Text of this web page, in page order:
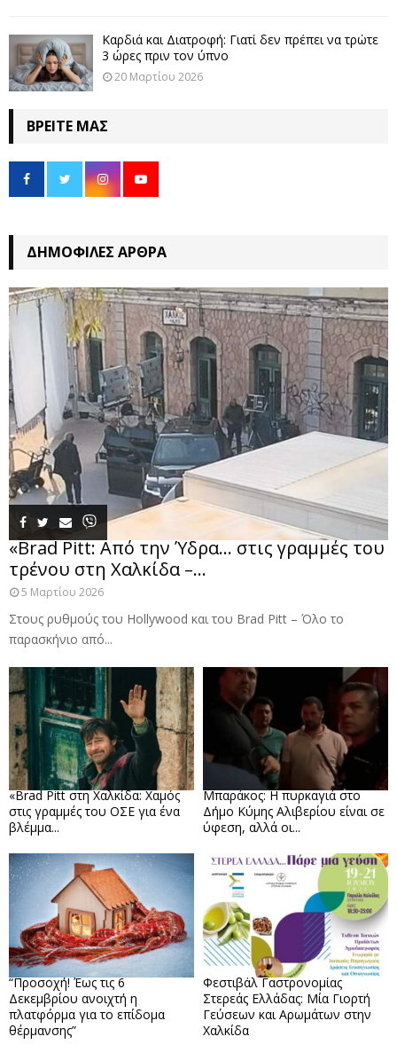
Καρδιά και Διατροφή: Γιατί δεν πρέπει να τρώτε
3 ώρες πριν τον ύπνο
20 Μαρτίου 2026
ΒΡΕΊΤΕ ΜΑΣ
ΔΗΜΟΦΙΛΈΣ ΆΡΘΡΑ
«Brad Pitt: Από την Ύδρα… στις γραμμές του
τρένου στη Χαλκίδα –...
5 Μαρτίου 2026
Στους ρυθμούς του Hollywood και του Brad Pitt – Όλο το
παρασκήνιο από...
«Brad Pitt στη Χαλκίδα: Χαμός
στις γραμμές του ΟΣΕ για ένα
βλέμμα...
Μπαράκος: Η πυρκαγιά στο
Δήμο Κύμης Αλιβερίου είναι σε
ύφεση, αλλά οι...
“Προσοχή! Έως τις 6
Δεκεμβρίου ανοιχτή η
πλατφόρμα για το επίδομα
θέρμανσης”
Φεστιβάλ Γαστρονομίας
Στερεάς Ελλάδας: Μία Γιορτή
Γεύσεων και Αρωμάτων στην
Χαλκίδα